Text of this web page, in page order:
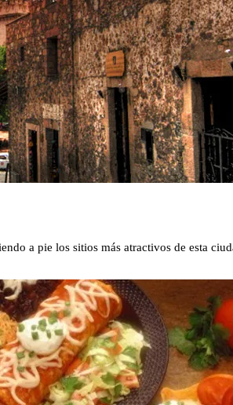
a pie los sitios más atractivos de esta